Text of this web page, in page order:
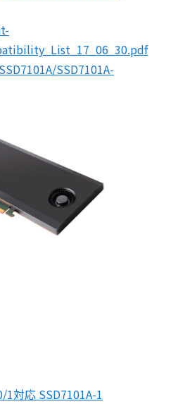
SSD7101A-
対応 SSD7101A-1